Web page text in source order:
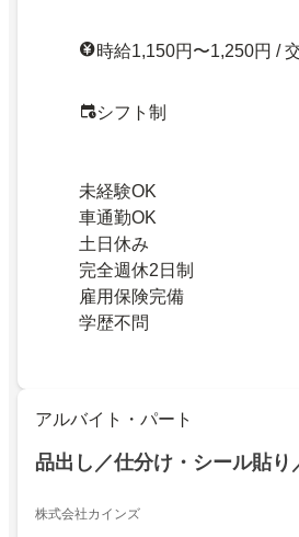
時給1,150円〜1,250円 /
シフト制
未経験OK
車通勤OK
土日休み
完全週休2日制
雇用保険完備
学歴不問
アルバイト・パート
品出し／仕分け・シール貼
株式会社カインズ